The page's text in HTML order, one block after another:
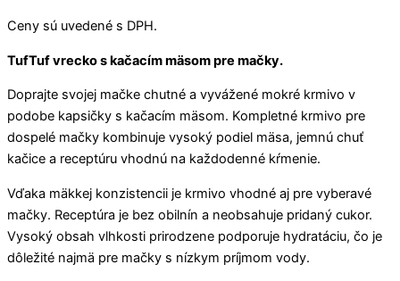
Ceny sú uvedené s DPH.
TufTuf vrecko s kačacím mäsom pre mačky.
Doprajte svojej mačke chutné a vyvážené mokré krmivo v
podobe kapsičky s kačacím mäsom. Kompletné krmivo pre
dospelé mačky kombinuje vysoký podiel mäsa, jemnú chuť
kačice a receptúru vhodnú na každodenné kŕmenie.
Vďaka mäkkej konzistencii je krmivo vhodné aj pre vyberavé
mačky. Receptúra je bez obilnín a neobsahuje pridaný cukor.
Vysoký obsah vlhkosti prirodzene podporuje hydratáciu, čo je
dôležité najmä pre mačky s nízkym príjmom vody.